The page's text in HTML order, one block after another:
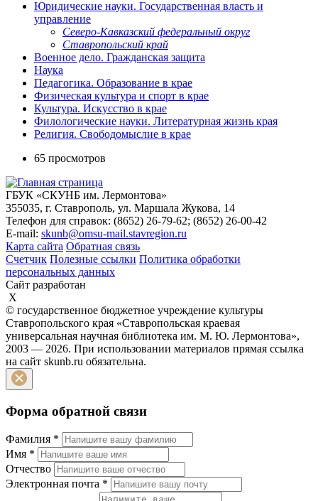
Юридические науки. Государственная власть и
управление
Северо-Кавказский федеральный округ
Ставропольский край
Военное дело. Гражданская защита
Наука
Педагогика. Образование в крае
Физическая культура и спорт в крае
Культура. Искусство в крае
Филологические науки. Литературная жизнь края
Религия. Свободомыслие в крае
65 просмотров
ГБУК «СКУНБ им. Лермонтова»
355035, г. Ставрополь, ул. Маршала Жукова, 14
Телефон для справок: (8652) 26-79-62; (8652) 26-00-42
E-mail: skunb@omsu-mail.stavregion.ru
Карта сайта Обратная связь
Счетчик Полезные ссылки Политика обработки
персональных данных
Сайт разработан
X
© государственное бюджетное учреждение культуры
Ставропольского края «Ставропольская краевая
универсальная научная библиотека им. М. Ю. Лермонтова»,
2003 — 2026. При использовании материалов прямая ссылка
на сайт skunb.ru обязательна.
Форма обратной связи
Фамилия *
Имя *
Отчество
Электронная почта *